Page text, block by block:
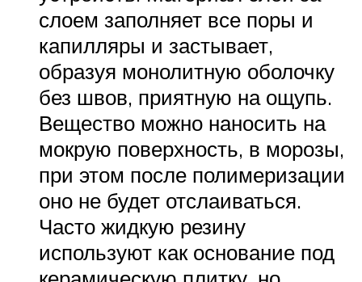
слоем заполняет все поры и
капилляры и застывает,
образуя монолитную оболочку
без швов, приятную на ощупь.
Вещество можно наносить на
мокрую поверхность, в морозы,
при этом после полимеризации
оно не будет отслаиваться.
Часто жидкую резину
используют как основание под